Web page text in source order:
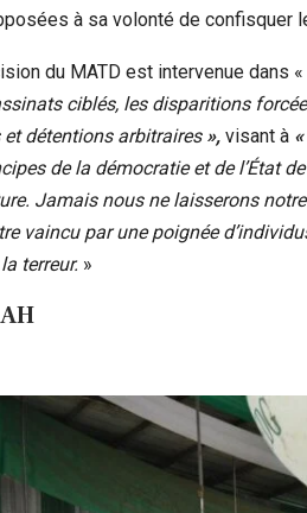
à sa volonté de confisquer
du MATD est intervenue dans «
ciblés, les disparitions
détentions arbitraires », visant à
de la démocratie et de l’État
Jamais nous ne laisserons
vaincu par une poignée
terreur. »